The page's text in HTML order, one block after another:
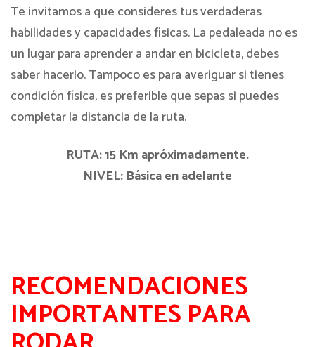
Te invitamos a que consideres tus verdaderas
habilidades y capacidades físicas. La pedaleada no es
un lugar para aprender a andar en bicicleta, debes
saber hacerlo. Tampoco es para averiguar si tienes
condición física, es preferible que sepas si puedes
completar la distancia de la ruta.
RUTA: 15 Km apróximadamente.
NIVEL: Básica en adelante
RECOMENDACIONES
IMPORTANTES PARA